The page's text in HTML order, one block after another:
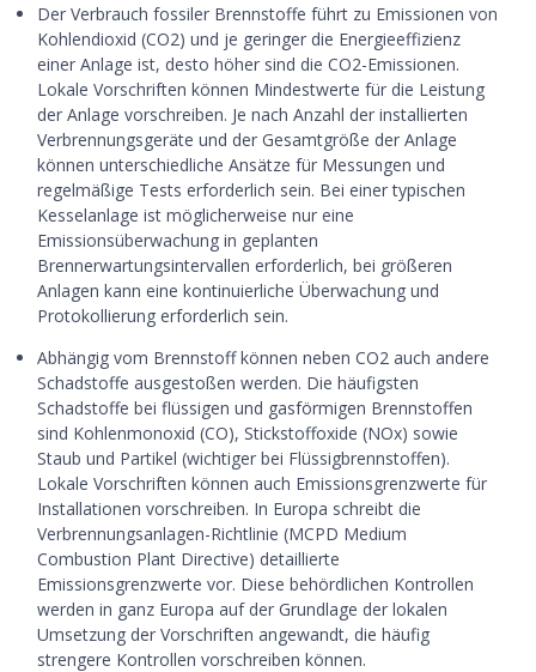
Der Verbrauch fossiler Brennstoffe führt zu Emissionen von
Kohlendioxid (CO2) und je geringer die Energieeffizienz
einer Anlage ist, desto höher sind die CO2-Emissionen.
Lokale Vorschriften können Mindestwerte für die Leistung
der Anlage vorschreiben. Je nach Anzahl der installierten
Verbrennungsgeräte und der Gesamtgröße der Anlage
können unterschiedliche Ansätze für Messungen und
regelmäßige Tests erforderlich sein. Bei einer typischen
Kesselanlage ist möglicherweise nur eine
Emissionsüberwachung in geplanten
Brennerwartungsintervallen erforderlich, bei größeren
Anlagen kann eine kontinuierliche Überwachung und
Protokollierung erforderlich sein.
Abhängig vom Brennstoff können neben CO2 auch andere
Schadstoffe ausgestoßen werden. Die häufigsten
Schadstoffe bei flüssigen und gasförmigen Brennstoffen
sind Kohlenmonoxid (CO), Stickstoffoxide (NOx) sowie
Staub und Partikel (wichtiger bei Flüssigbrennstoffen).
Lokale Vorschriften können auch Emissionsgrenzwerte für
Installationen vorschreiben. In Europa schreibt die
Verbrennungsanlagen-Richtlinie (MCPD Medium
Combustion Plant Directive) detaillierte
Emissionsgrenzwerte vor. Diese behördlichen Kontrollen
werden in ganz Europa auf der Grundlage der lokalen
Umsetzung der Vorschriften angewandt, die häufig
strengere Kontrollen vorschreiben können.